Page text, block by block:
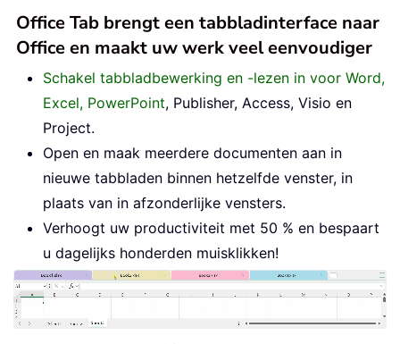
Office Tab brengt een tabbladinterface naar
Office en maakt uw werk veel eenvoudiger
Schakel tabbladbewerking en -lezen in voor Word,
Excel, PowerPoint, Publisher, Access, Visio en
Project.
Open en maak meerdere documenten aan in
nieuwe tabbladen binnen hetzelfde venster, in
plaats van in afzonderlijke vensters.
Verhoogt uw productiviteit met 50 % en bespaart
u dagelijks honderden muisklikken!